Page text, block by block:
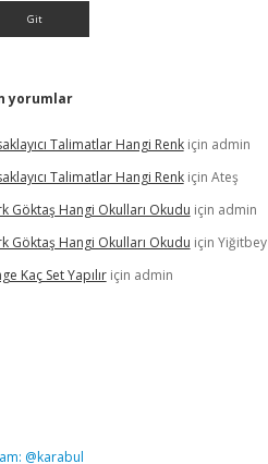
yorumlar
Talimatlar Hangi Renkiçin admin
Talimatlar Hangi Renkiçin Ateş
Göktaş Hangi Okulları Okudu için admin
Göktaş Hangi Okulları Okudu için Yiğitbey
Kaç Set Yapılıriçin admin
@karabul